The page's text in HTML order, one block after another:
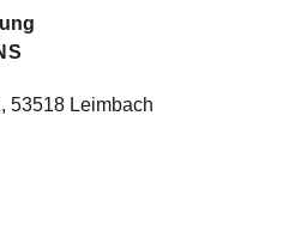
53518 Leimbach